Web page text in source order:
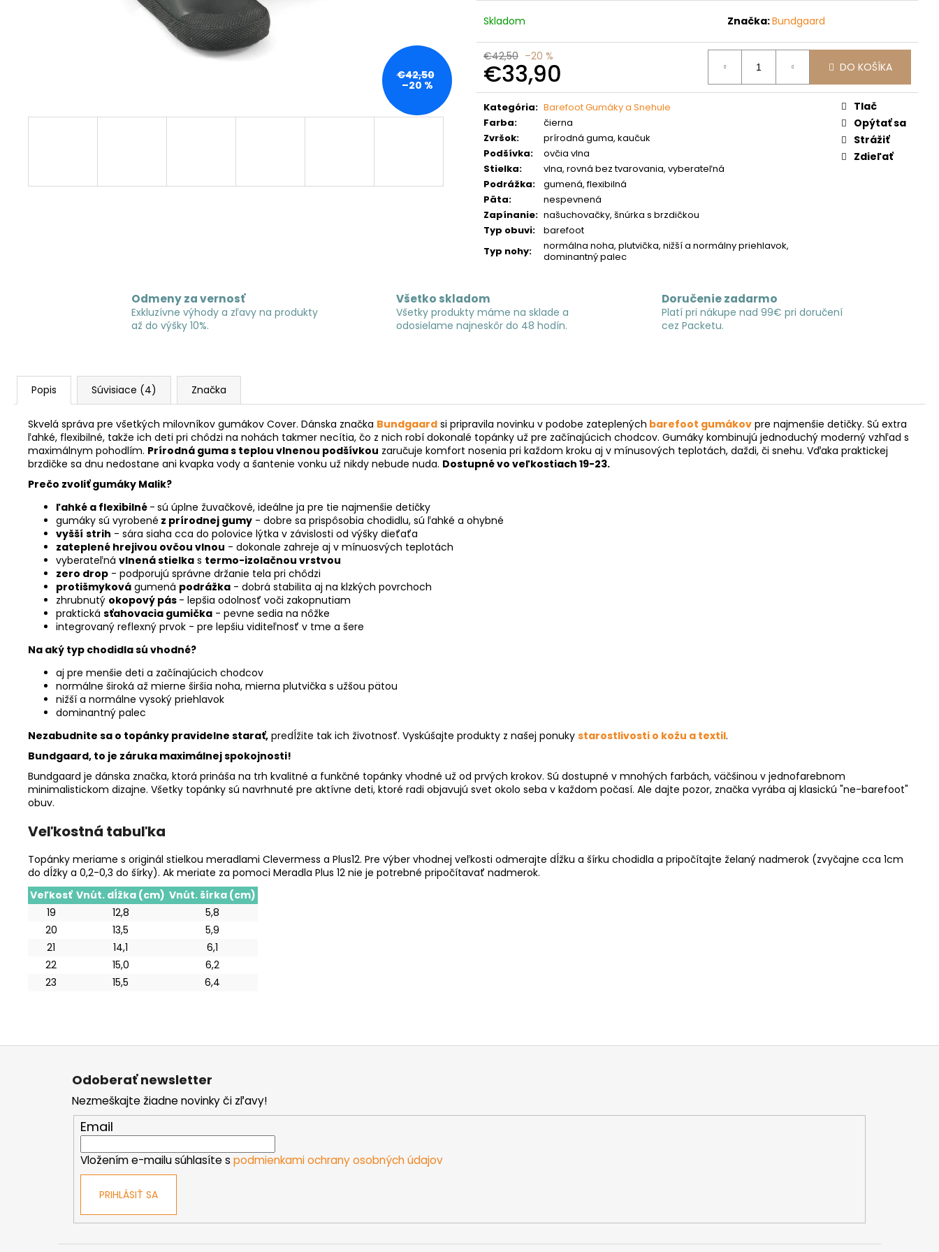
Skladom Značka:Bundgaard
€42,50 –20 %
€33,90
Jednotková
cena:
DO KOŠÍKA
Kategória: Barefoot Gumáky a Snehule
Farba:
čierna
Zvršok:
prírodná guma, kaučuk
Podšívka:
ovčia vlna
Stielka:
vlna, rovná bez tvarovania, vyberateľná
Podrážka:
gumená, flexibilná
Päta:
nespevnená
Zapínanie: našuchovačky, šnúrka s brzdičkou
Typ obuvi:
barefoot
Typ nohy:
normálna noha, plutvička, nižší a normálny priehlavok,
dominantný palec
Tlač
Opýtať sa
Strážiť
Zdieľať
€42,50
–20 %
Odmeny za vernosť
Exkluzívne výhody a zľavy na produkty
až do výšky 10%.
Všetko skladom
Všetky produkty máme na sklade a
odosielame najneskôr do 48 hodín.
Doručenie zadarmo
Platí pri nákupe nad 99€ pri doručení
cez Packetu.
Popis Súvisiace (4) Značka
Skvelá správa pre všetkých milovníkov gumákov Cover. Dánska značka Bundgaard si pripravila novinku v podobe zateplených barefoot gumákov pre najmenšie detičky. Sú extra
ľahké, flexibilné, takže ich deti pri chôdzi na nohách takmer necítia, čo z nich robí dokonalé topánky už pre začínajúcich chodcov. Gumáky kombinujú jednoduchý moderný vzhľad s
maximálnym pohodlím. Prírodná guma s teplou vlnenou podšívkou zaručuje komfort nosenia pri každom kroku aj v mínusových teplotách, daždi, či snehu. Vďaka praktickej
brzdičke sa dnu nedostane ani kvapka vody a šantenie vonku už nikdy nebude nuda. Dostupné vo veľkostiach 19-23.
Prečo zvoliť gumáky Malik?
ľahké a flexibilné - sú úplne žuvačkové, ideálne ja pre tie najmenšie detičky
gumáky sú vyrobené z prírodnej gumy - dobre sa prispôsobia chodidlu, sú ľahké a ohybné
vyšší strih - sára siaha cca do polovice lýtka v závislosti od výšky dieťaťa
zateplené hrejivou ovčou vlnou - dokonale zahreje aj v mínuosvých teplotách
vyberateľná vlnená stielka s termo-izolačnou vrstvou
zero drop - podporujú správne držanie tela pri chôdzi
protišmyková gumená podrážka - dobrá stabilita aj na klzkých povrchoch
zhrubnutý okopový pás - lepšia odolnosť voči zakopnutiam
praktická sťahovacia gumička - pevne sedia na nôžke
integrovaný reflexný prvok - pre lepšiu viditeľnosť v tme a šere
Na aký typ chodidla sú vhodné?
aj pre menšie deti a začínajúcich chodcov
normálne široká až mierne širšia noha, mierna plutvička s užšou pätou
nižší a normálne vysoký priehlavok
dominantný palec
Nezabudnite sa o topánky pravidelne starať, predĺžite tak ich životnosť. Vyskúšajte produkty z našej ponuky starostlivosti o kožu a textil.
Bundgaard, to je záruka maximálnej spokojnosti!
Bundgaard je dánska značka, ktorá prináša na trh kvalitné a funkčné topánky vhodné už od prvých krokov. Sú dostupné v mnohých farbách, väčšinou v jednofarebnom
minimalistickom dizajne. Všetky topánky sú navrhnuté pre aktívne deti, ktoré radi objavujú svet okolo seba v každom počasí. Ale dajte pozor, značka vyrába aj klasickú "ne-barefoot"
obuv.
Veľkostná tabuľka
Topánky meriame s originál stielkou meradlami Clevermess a Plus12. Pre výber vhodnej veľkosti odmerajte dĺžku a šírku chodidla a pripočítajte želaný nadmerok (zvyčajne cca 1cm
do dĺžky a 0,2-0,3 do šírky). Ak meriate za pomoci Meradla Plus 12 nie je potrebné pripočítavať nadmerok.
Veľkosť Vnút. dĺžka (cm) Vnút. šírka (cm)
19
12,8
5,8
20
13,5
5,9
21
14,1
6,1
22
15,0
6,2
23
15,5 6,4
Z
Odoberať newsletter
Nezmeškajte žiadne novinky či zľavy!
Email
Vložením e-mailu súhlasíte s podmienkami ochrany osobných údajov
PRIHLÁSIŤ SA